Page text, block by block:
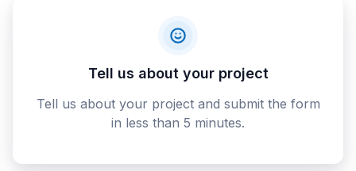
Tell us about your project
Tell us about your project and submit the form
in less than 5 minutes.